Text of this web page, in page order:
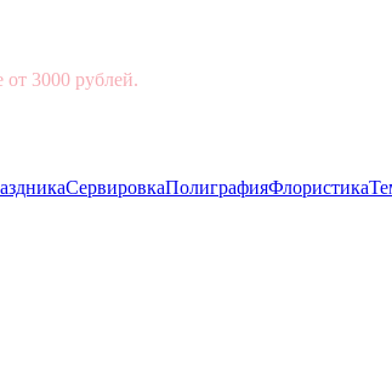
3000 рублей.
СервировкаПолиграфияФлористика